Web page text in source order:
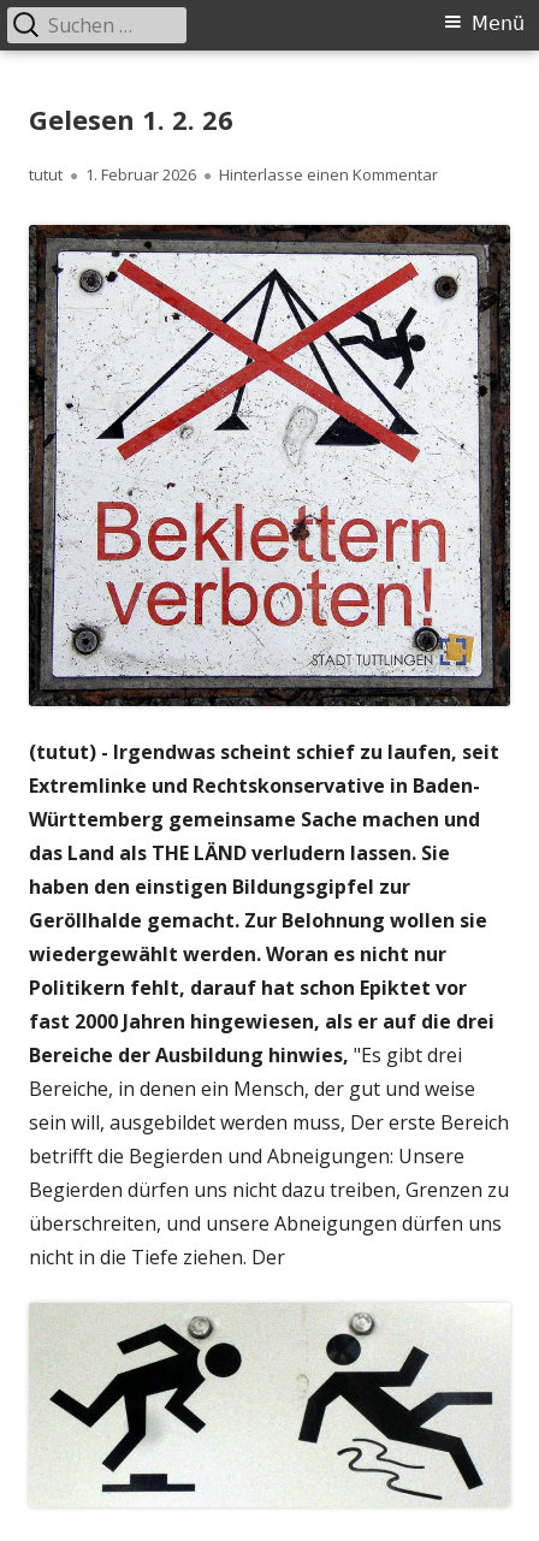
zum
Primäres
Menü
Suchen
nach:
Gelesen 1. 2. 26
Autor
tutut
Veröffentlicht
1. Februar 2026 Hinterlasse einen Kommentarzu Gelesen 1.
(tutut) - Irgendwas scheint schief zu laufen, seit
Extremlinke und Rechtskonservative in Baden-
Württemberg gemeinsame Sache machen und
das Land als THE LÄND verludern lassen. Sie
haben den einstigen Bildungsgipfel zur
Geröllhalde gemacht. Zur Belohnung wollen sie
wiedergewählt werden. Woran es nicht nur
Politikern fehlt, darauf hat schon Epiktet vor
fast 2000 Jahren hingewiesen, als er auf die drei
Bereiche der Ausbildung hinwies, "Es gibt drei
Bereiche, in denen ein Mensch, der gut und weise
sein will, ausgebildet werden muss, Der erste Bereich
betrifft die Begierden und Abneigungen: Unsere
Begierden dürfen uns nicht dazu treiben, Grenzen zu
überschreiten, und unsere Abneigungen dürfen uns
nicht in die Tiefe ziehen. Der